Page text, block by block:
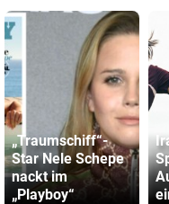
„Traumschiff“-
Star Nele Schepe
nackt im
„Playboy“